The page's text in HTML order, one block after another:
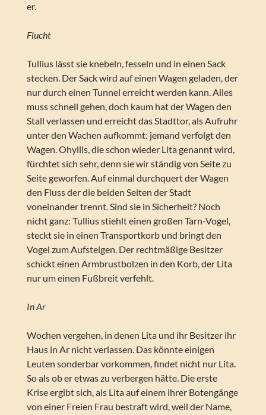
er.
Flucht
Tullius lässt sie knebeln, fesseln und in einen Sack
stecken. Der Sack wird auf einen Wagen geladen, der
nur durch einen Tunnel erreicht werden kann. Alles
muss schnell gehen, doch kaum hat der Wagen den
Stall verlassen und erreicht das Stadttor, als Aufruhr
unter den Wachen aufkommt: jemand verfolgt den
Wagen. Ohyllis, die schon wieder Lita genannt wird,
fürchtet sich sehr, denn sie wir ständig von Seite zu
Seite geworfen. Auf einmal durchquert der Wagen
den Fluss der die beiden Seiten der Stadt
voneinander trennt. Sind sie in Sicherheit? Noch
nicht ganz: Tullius stiehlt einen großen Tarn-Vogel,
steckt sie in einen Transportkorb und bringt den
Vogel zum Aufsteigen. Der rechtmäßige Besitzer
schickt einen Armbrustbolzen in den Korb, der Lita
nur um einen Fußbreit verfehlt.
In Ar
Wochen vergehen, in denen Lita und ihr Besitzer ihr
Haus in Ar nicht verlassen. Das könnte einigen
Leuten sonderbar vorkommen, findet nicht nur Lita.
So als ob er etwas zu verbergen hätte. Die erste
Krise ergibt sich, als Lita auf einem ihrer Botengänge
von einer Freien Frau bestraft wird, weil der Name,